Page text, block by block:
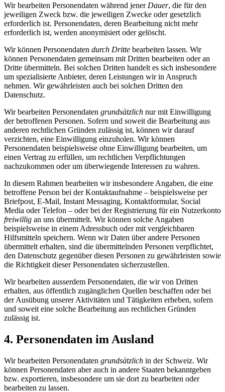
Wir bearbeiten Personendaten während jener Dauer, die für den
jeweiligen Zweck bzw. die jeweiligen Zwecke oder gesetzlich
erforderlich ist. Personendaten, deren Bearbeitung nicht mehr
erforderlich ist, werden anonymisiert oder gelöscht.
Wir können Personendaten durch Dritte bearbeiten lassen. Wir
können Personendaten gemeinsam mit Dritten bearbeiten oder an
Dritte übermitteln. Bei solchen Dritten handelt es sich insbesondere
um spezialisierte Anbieter, deren Leistungen wir in Anspruch
nehmen. Wir gewährleisten auch bei solchen Dritten den
Datenschutz.
Wir bearbeiten Personendaten grundsätzlich nur mit Einwilligung
der betroffenen Personen. Sofern und soweit die Bearbeitung aus
anderen rechtlichen Gründen zulässig ist, können wir darauf
verzichten, eine Einwilligung einzuholen. Wir können
Personendaten beispielsweise ohne Einwilligung bearbeiten, um
einen Vertrag zu erfüllen, um rechtlichen Verpflichtungen
nachzukommen oder um überwiegende Interessen zu wahren.
In diesem Rahmen bearbeiten wir insbesondere Angaben, die eine
betroffene Person bei der Kontaktaufnahme – beispielsweise per
Briefpost, E-Mail, Instant Messaging, Kontaktformular, Social
Media oder Telefon – oder bei der Registrierung für ein Nutzerkonto
freiwillig an uns übermittelt. Wir können solche Angaben
beispielsweise in einem Adressbuch oder mit vergleichbaren
Hilfsmitteln speichern. Wenn wir Daten über andere Personen
übermittelt erhalten, sind die übermittelnden Personen verpflichtet,
den Datenschutz gegenüber diesen Personen zu gewährleisten sowie
die Richtigkeit dieser Personendaten sicherzustellen.
Wir bearbeiten ausserdem Personendaten, die wir von Dritten
erhalten, aus öffentlich zugänglichen Quellen beschaffen oder bei
der Ausübung unserer Aktivitäten und Tätigkeiten erheben, sofern
und soweit eine solche Bearbeitung aus rechtlichen Gründen
zulässig ist.
4. Personendaten im Ausland
Wir bearbeiten Personendaten grundsätzlich in der Schweiz. Wir
können Personendaten aber auch in andere Staaten bekanntgeben
bzw. exportieren, insbesondere um sie dort zu bearbeiten oder
bearbeiten zu lassen.